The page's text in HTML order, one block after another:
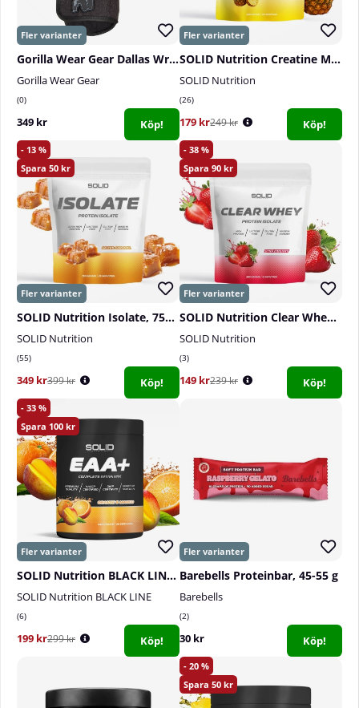
Gorilla Wear Gear Dallas Wrist Wrap Gloves, black
Gorilla Wear Gear
0
349 kr Köp!
SOLID Nutrition Creatine Monohydrate, 400 g
SOLID Nutrition
26
179 kr249 kr Köp!
13
50
SOLID Nutrition Isolate, 750 g
SOLID Nutrition
55
349 kr399 kr Köp!
38
90
SOLID Nutrition Clear Whey, 300 g
SOLID Nutrition
3
149 kr239 kr Köp!
33
100
SOLID Nutrition BLACK LINE EAA+, 440 g
SOLID Nutrition BLACK LINE
6
199 kr299 kr Köp!
Barebells Proteinbar, 45-55 g
Barebells
2
30 kr Köp!
20
50